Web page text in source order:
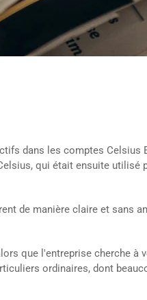
dans les comptes Celsius
qui était ensuite utilisé
de manière claire et sans
que l'entreprise cherche à
ordinaires, dont